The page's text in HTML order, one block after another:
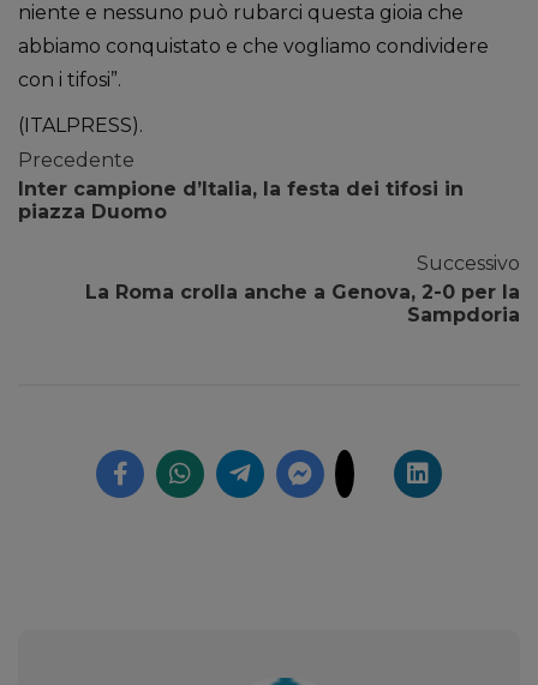
niente e nessuno può rubarci questa gioia che
abbiamo conquistato e che vogliamo condividere
con i tifosi”.
(ITALPRESS).
Precedente
Inter campione d’Italia, la festa dei tifosi in
piazza Duomo
Successivo
La Roma crolla anche a Genova, 2-0 per la
Sampdoria